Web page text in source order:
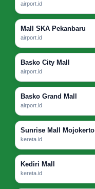
airport.id
Mall SKA Pekanbaru
airport.id
Basko City Mall
airport.id
Basko Grand Mall
airport.id
Sunrise Mall Mojokerto
kereta.id
Kediri Mall
kereta.id